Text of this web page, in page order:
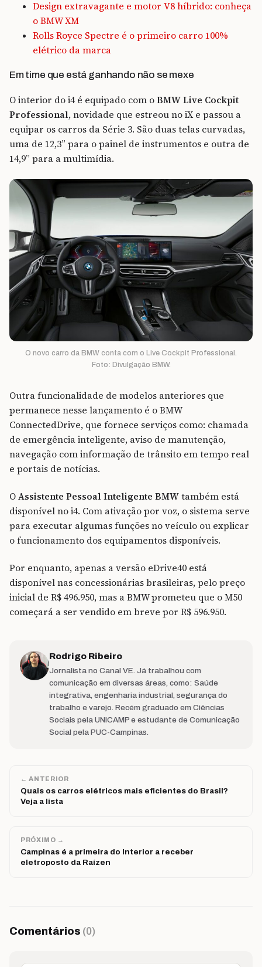
Design extravagante e motor V8 híbrido: conheça
o BMW XM
Rolls Royce Spectre é o primeiro carro 100%
elétrico da marca
Em time que está ganhando não se mexe
O interior do i4 é equipado com oBMW Live Cockpit
Professional, novidade que estreou no iX e passou a
equipar os carros da Série 3. São duas telas curvadas,
uma de 12,3” para o painel de instrumentos e outra de
14,9” para a multimídia.
O novo carro da BMW conta com o Live Cockpit Professional.
Foto: Divulgação BMW.
Outra funcionalidade de modelos anteriores que
permanece nesse lançamento é o BMW
ConnectedDrive, que fornece serviços como: chamada
de emergência inteligente, aviso de manutenção,
navegação com informação de trânsito em tempo real
e portais de notícias.
OAssistente Pessoal Inteligente BMWtambém está
disponível no i4. Com ativação por voz, o sistema serve
para executar algumas funções no veículo ou explicar
o funcionamento dos equipamentos disponíveis.
Por enquanto, apenas a versão eDrive40 está
disponível nas concessionárias brasileiras, pelo preço
inicial de R$ 496.950, mas a BMW prometeu que o M50
começará a ser vendido em breve por R$ 596.950.
Rodrigo Ribeiro
Jornalista no Canal VE. Já trabalhou com
comunicação em diversas áreas, como: Saúde
integrativa, engenharia industrial, segurança do
trabalho e varejo. Recém graduado em Ciências
Sociais pela UNICAMP e estudante de Comunicação
Social pela PUC-Campinas.
← ANTERIOR
Quais os carros elétricos mais eficientes do Brasil?
Veja a lista
PRÓXIMO →
Campinas é a primeira do Interior a receber
eletroposto da Raízen
Comentários (0)